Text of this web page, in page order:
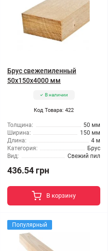
Брус свежепиленный
50x150x4000 мм
В наличии
Код Товара: 422
Толщина:
50 мм
Ширина:
150 мм
Длина:
4 м
Категория:
Брус
Вид:
Свежий пил
436.54 грн
В корзину
Популярный